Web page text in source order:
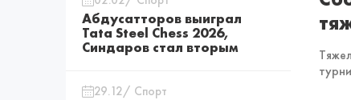
Абдусатторов выиграл
Tata Steel Chess 2026,
Синдаров стал вторым
29.12/ Спорт